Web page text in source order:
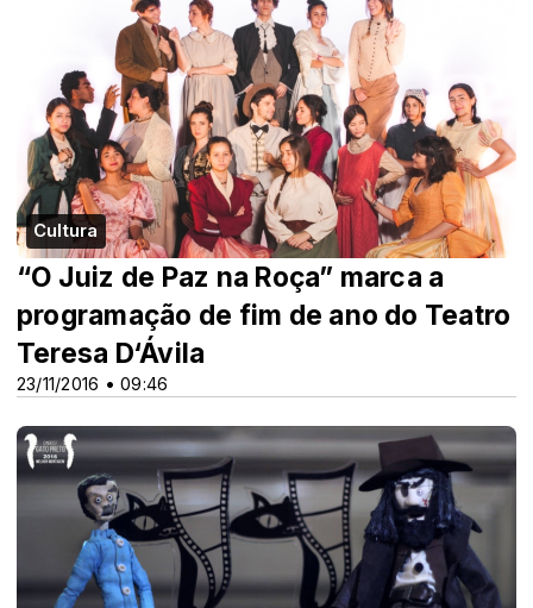
Cultura
23/11/2016 • 09:46
“O Juiz de Paz na Roça” marca a
programação de fim de ano do Teatro
Teresa D‘Ávila